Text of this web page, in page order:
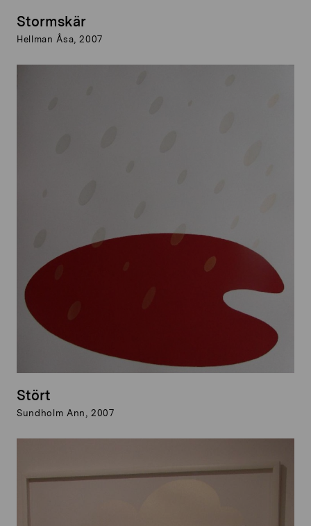
Stormskär
Hellman Åsa, 2007
Stört
Sundholm Ann, 2007